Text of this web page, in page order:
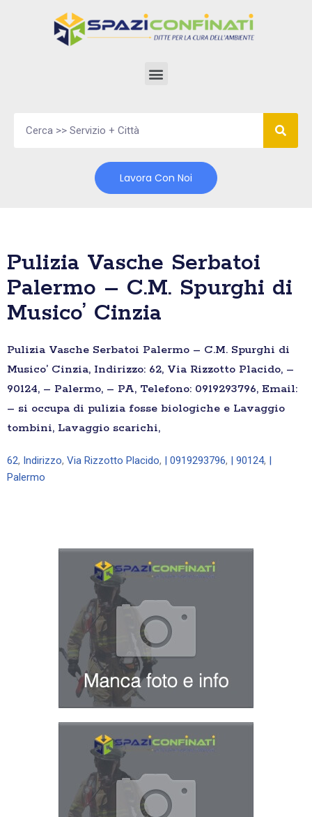
Lavora Con Noi
Pulizia Vasche Serbatoi
Palermo – C.M. Spurghi di
Musico’ Cinzia
Pulizia Vasche Serbatoi Palermo – C.M. Spurghi di
Musico’ Cinzia, Indirizzo: 62, Via Rizzotto Placido, –
90124, – Palermo, – PA, Telefono: 0919293796, Email:
– si occupa di pulizia fosse biologiche e Lavaggio
tombini, Lavaggio scarichi,
62, Indirizzo, Via Rizzotto Placido, | 0919293796, | 90124,
Palermo